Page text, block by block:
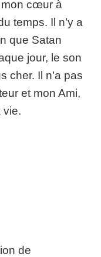
mon cœur à
temps. Il n’y a
que Satan
jour, le son
cher. Il n’a pas
et mon Ami,
vie.
de